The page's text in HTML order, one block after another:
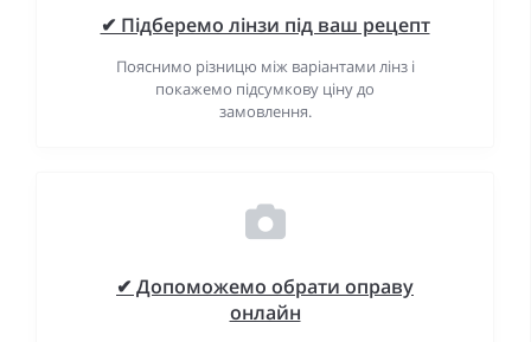
✔ Підберемо лінзи під ваш рецепт
Пояснимо різницю між варіантами лінз і
покажемо підсумкову ціну до
замовлення.
✔ Допоможемо обрати оправу
онлайн